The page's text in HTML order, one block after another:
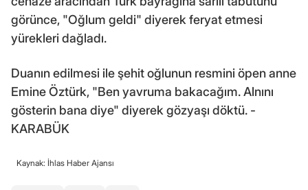
görünce, "Oğlum geldi" diyerek feryat etmesi
yürekleri dağladı.
Duanın edilmesi ile şehit oğlunun resmini öpen anne
Emine Öztürk, "Ben yavruma bakacağım. Alnını
gösterin bana diye" diyerek gözyaşı döktü. -
KARABÜK
Kaynak: İhlas Haber Ajansı